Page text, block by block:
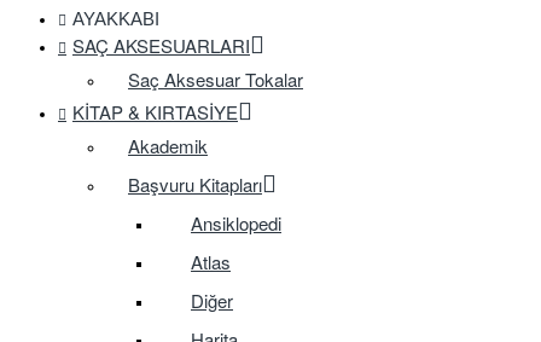
AYAKKABI
SAÇ AKSESUARLARI
Saç Aksesuar Tokalar
KITAP & KIRTASIYE
Akademik
Başvuru Kitapları
Ansiklopedi
Atlas
Diğer